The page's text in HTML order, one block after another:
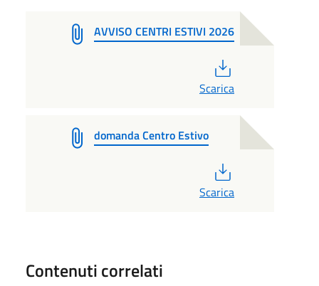
AVVISO CENTRI ESTIVI 2026
Scarica
domanda Centro Estivo
Scarica
Contenuti correlati